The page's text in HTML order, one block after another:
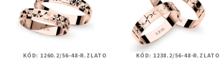
KÓD: 1260.2/56-48-R.ZLATO KÓD: 1238.2/56-48-R.ZLATO